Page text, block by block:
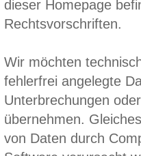
dieser Homepage
Rechtsvorschriften.
Wir möchten
fehlerfrei angelegte
Unterbrechungen
übernehmen.
von Daten durch